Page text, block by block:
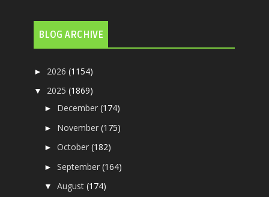
BLOG ARCHIVE
► 2026(1154)
▼ 2025(1869)
► December(174)
► November(175)
►October(182)
►September(164)
▼August(174)